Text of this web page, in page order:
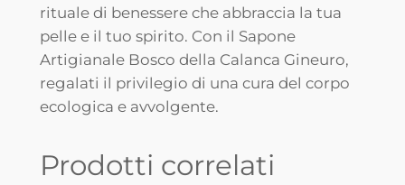
n
t
i
t
à
rituale di benessere che abbraccia la tua
pelle e il tuo spirito. Con il Sapone
Artigianale Bosco della Calanca Gineuro,
regalati il privilegio di una cura del corpo
ecologica e avvolgente.
Prodotti correlati